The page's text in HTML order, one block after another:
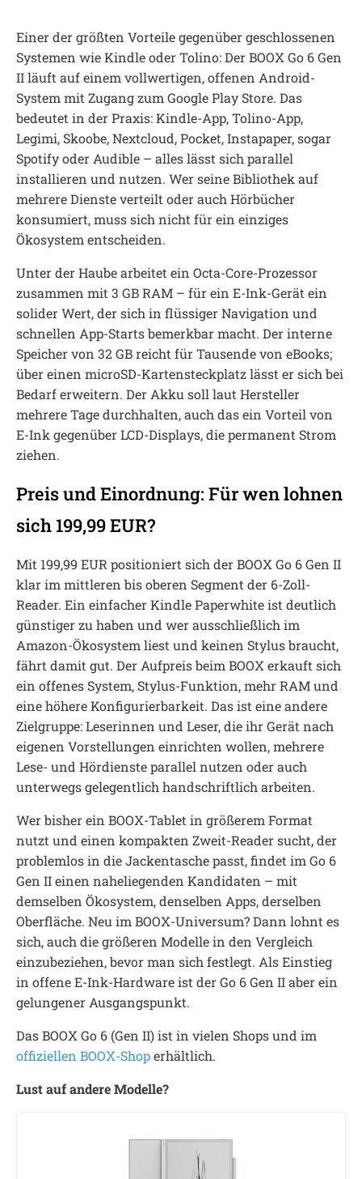
Einer der größten Vorteile gegenüber geschlossenen
Systemen wie Kindle oder Tolino: Der BOOX Go 6 Gen
II läuft auf einem vollwertigen, offenen Android-
System mit Zugang zum Google Play Store. Das
bedeutet in der Praxis: Kindle-App, Tolino-App,
Legimi, Skoobe, Nextcloud, Pocket, Instapaper, sogar
Spotify oder Audible – alles lässt sich parallel
installieren und nutzen. Wer seine Bibliothek auf
mehrere Dienste verteilt oder auch Hörbücher
konsumiert, muss sich nicht für ein einziges
Ökosystem entscheiden.
Unter der Haube arbeitet ein Octa-Core-Prozessor
zusammen mit 3 GB RAM – für ein E-Ink-Gerät ein
solider Wert, der sich in flüssiger Navigation und
schnellen App-Starts bemerkbar macht. Der interne
Speicher von 32 GB reicht für Tausende von eBooks;
über einen microSD-Kartensteckplatz lässt er sich bei
Bedarf erweitern. Der Akku soll laut Hersteller
mehrere Tage durchhalten, auch das ein Vorteil von
E-Ink gegenüber LCD-Displays, die permanent Strom
ziehen.
Preis und Einordnung: Für wen lohnen
sich 199,99 EUR?
Mit 199,99 EUR positioniert sich der BOOX Go 6 Gen II
klar im mittleren bis oberen Segment der 6-Zoll-
Reader. Ein einfacher Kindle Paperwhite ist deutlich
günstiger zu haben und wer ausschließlich im
Amazon-Ökosystem liest und keinen Stylus braucht,
fährt damit gut. Der Aufpreis beim BOOX erkauft sich
ein offenes System, Stylus-Funktion, mehr RAM und
eine höhere Konfigurierbarkeit. Das ist eine andere
Zielgruppe: Leserinnen und Leser, die ihr Gerät nach
eigenen Vorstellungen einrichten wollen, mehrere
Lese- und Hördienste parallel nutzen oder auch
unterwegs gelegentlich handschriftlich arbeiten.
Wer bisher ein BOOX-Tablet in größerem Format
nutzt und einen kompakten Zweit-Reader sucht, der
problemlos in die Jackentasche passt, findet im Go 6
Gen II einen naheliegenden Kandidaten – mit
demselben Ökosystem, denselben Apps, derselben
Oberfläche. Neu im BOOX-Universum? Dann lohnt es
sich, auch die größeren Modelle in den Vergleich
einzubeziehen, bevor man sich festlegt. Als Einstieg
in offene E-Ink-Hardware ist der Go 6 Gen II aber ein
gelungener Ausgangspunkt.
Das BOOX Go 6 (Gen II) ist in vielen Shops und im
offiziellen BOOX-Shoperhältlich.
Lust auf andere Modelle?